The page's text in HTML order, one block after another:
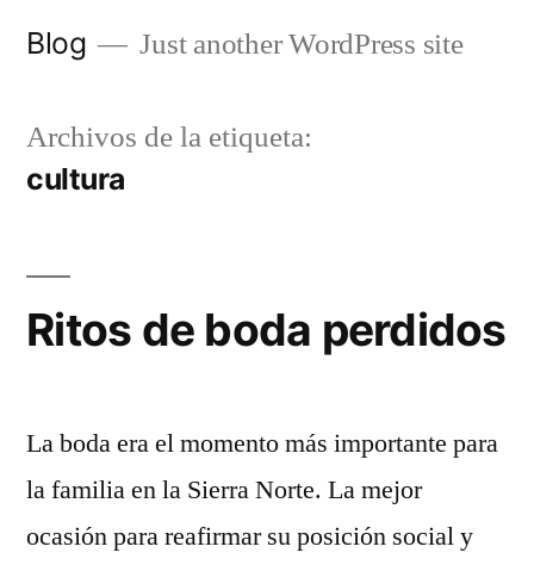
Blog Just another WordPress site
Archivos de la etiqueta:
cultura
Ritos de boda perdidos
La boda era el momento más importante para
la familia en la Sierra Norte. La mejor
ocasión para reafirmar su posición social y